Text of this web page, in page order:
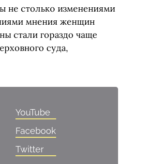
не столько изменениями
мнения женщин
стали гораздо чаще
суда,
YouTube
Facebook
Twitter